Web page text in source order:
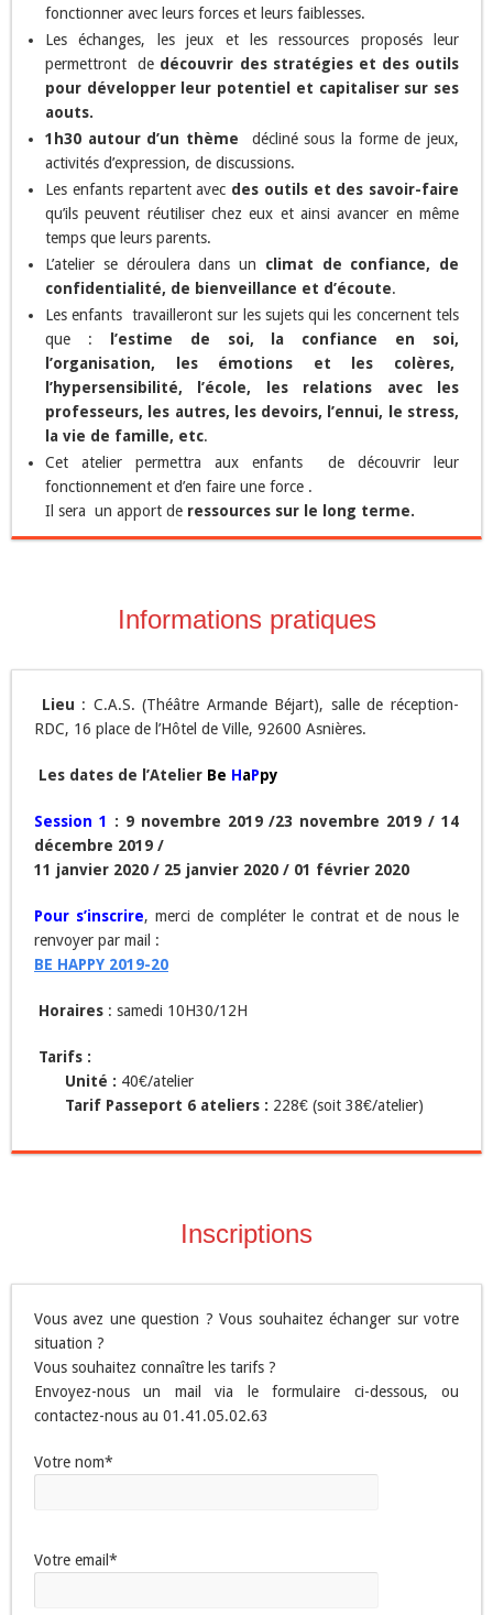
fonctionner avec leurs forces et leurs faiblesses.
Les échanges, les jeux et les ressources proposés leur
permettront de découvrir des stratégies et des outils
pour développer leur potentiel et capitaliser sur ses
aouts.
1h30 autour d’un thème décliné sous la forme de jeux,
activités d’expression, de discussions.
Les enfants repartent avec des outils et des savoir-faire
qu’ils peuvent réutiliser chez eux et ainsi avancer en même
temps que leurs parents.
L’atelier se déroulera dans un climat de confiance, de
confidentialité, de bienveillance et d’écoute.
Les enfants travailleront sur les sujets qui les concernent tels
que :
l’estime de soi,
la confiance en soi,
l’organisation, les émotions et les colères,
l’hypersensibilité, l’école, les relations avec les
professeurs, les autres, les devoirs, l’ennui, le stress,
la vie de famille, etc.
Cet atelier permettra aux enfants de découvrir leur
fonctionnement et d’en faire une force .
Il sera un apport de ressources sur le long terme.
Informations pratiques
Lieu : C.A.S. (Théâtre Armande Béjart), salle de réception-
RDC, 16 place de l’Hôtel de Ville, 92600 Asnières.
Les dates de l’Atelier Be HaPpy
Session 1 : 9novembre 2019 /23 novembre 2019 /14
décembre 2019 /
11 janvier 2020 / 25 janvier 2020 / 01 février 2020
Pour s’inscrire, merci de compléter le contrat et de nous le
renvoyer par mail :
BE HAPPY 2019-20
Horaires : samedi 10H30/12H
Tarifs :
Unité : 40€/atelier
Tarif Passeport 6 ateliers : 228€ (soit 38€/atelier)
Inscriptions
Vous avez une question ? Vous souhaitez échanger sur votre
situation ?
Vous souhaitez connaître les tarifs ?
Envoyez-nous un mail via le formulaire ci-dessous, ou
contactez-nous au 01.41.05.02.63
Votre nom*
Votre email*